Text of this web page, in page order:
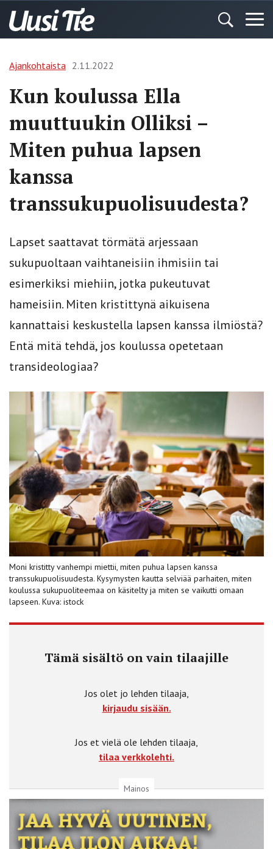
Ajankohtaista 2.11.2022
Kun koulussa Ella
muuttuukin Olliksi –
Miten puhua lapsen
kanssa
transsukupuolisuudesta?
Lapset saattavat törmätä arjessaan
sukupuoltaan vaihtaneisiin ihmisiin tai
esimerkiksi miehiin, jotka pukeutuvat
hameisiin. Miten kristittynä aikuisena
kannattaisi keskustella lapsen kanssa ilmiöstä?
Entä mitä tehdä, jos koulussa opetetaan
transideologiaa?
Moni kristitty vanhempi miettii, miten puhua lapsen kanssa
transsukupuolisuudesta. Kysymysten kautta selviää parhaiten, miten
koulussa sukupuoliteemaa on käsitelty ja miten se vaikutti omaan
lapseen. Kuva: istock
Tämä sisältö on vain tilaajille
Jos olet jo lehden tilaaja,
kirjaudu sisään.
Jos et vielä ole lehden tilaaja,
tilaa verkkolehti.
Mainos